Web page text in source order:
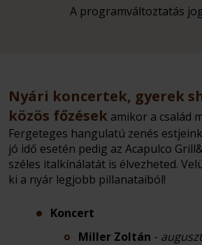
A programváltoztatás
Nyári koncertek, gyerek
közös főzések amikor a család
Fergeteges hangulatú zenés
jó idő esetén pedig az Acapulco
széles italkínálatát is élvezheted.
ki a nyár legjobb pillanataiból!
Koncert
Miller Zoltán -